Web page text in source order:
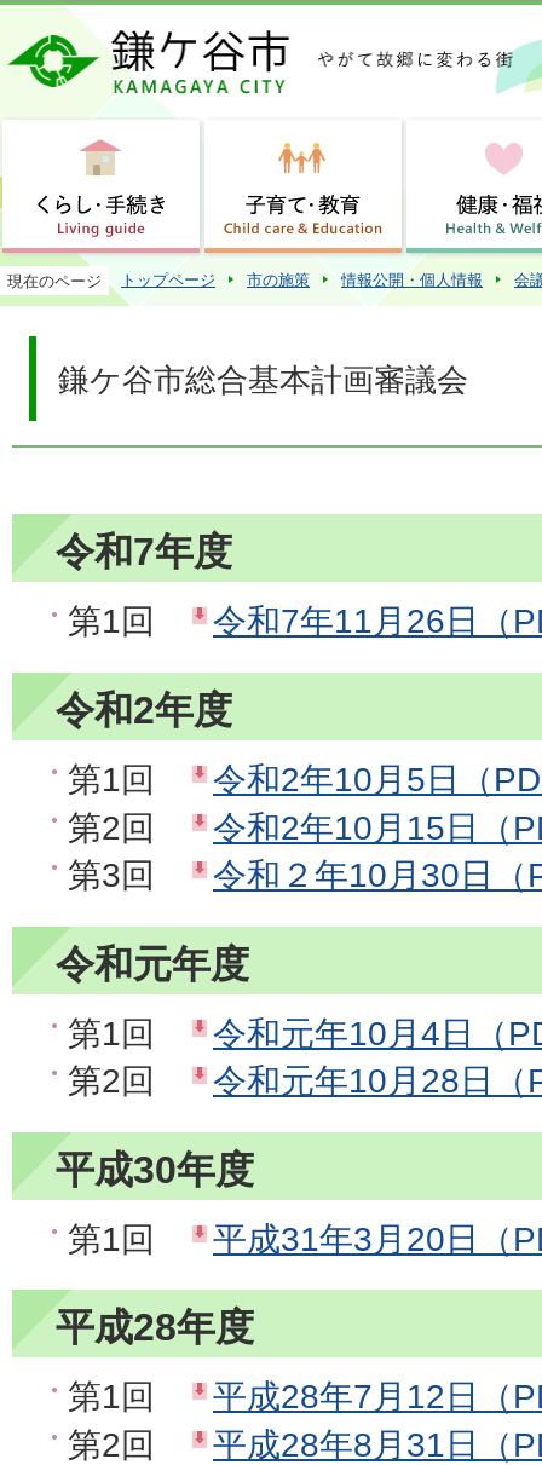
この
現在のページ トップページ 市の施策 情報公開・個人情報 会
鎌ケ谷市総合基本計画審議会
令和7年度
第1回 令和7年11月26日（
令和2年度
第1回
令和2年10月5日（
第2回
令和2年10月15日（
第3回
令和２年10月30日（
令和元年度
第1回
令和元年10月4日（
第2回
令和元年10月28日（
平成30年度
第1回 平成31年3月20日（
平成28年度
第1回
平成28年7月12日（
第2回
平成28年8月31日（